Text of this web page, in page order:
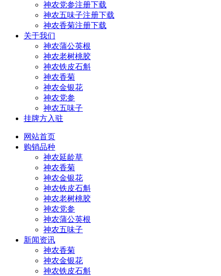
神农党参注册下载
神农五味子注册下载
神农香菊注册下载
关于我们
神农蒲公英根
神农老树桃胶
神农铁皮石斛
神农香菊
神农金银花
神农党参
神农五味子
挂牌方入驻
网站首页
购销品种
神农延龄草
神农香菊
神农金银花
神农铁皮石斛
神农老树桃胶
神农党参
神农蒲公英根
神农五味子
新闻资讯
神农香菊
神农金银花
神农铁皮石斛